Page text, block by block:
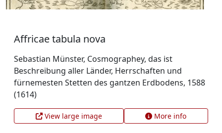
Affricae tabula nova
Sebastian Münster, Cosmographey, das ist
Beschreibung aller Länder, Herrschaften und
fürnemesten Stetten des gantzen Erdbodens, 1588
(1614)
View large image More info